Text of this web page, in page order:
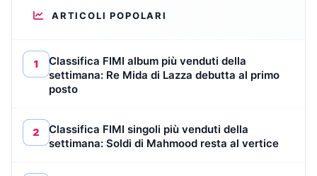
ARTICOLI POPOLARI
1
Classifica FIMI album più venduti della
settimana: Re Mida di Lazza debutta al primo
posto
2
Classifica FIMI singoli più venduti della
settimana: Soldi di Mahmood resta al vertice